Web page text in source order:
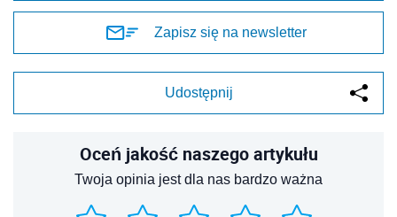
Zapisz się na newsletter
Udostępnij
Oceń jakość naszego artykułu
Twoja opinia jest dla nas bardzo ważna